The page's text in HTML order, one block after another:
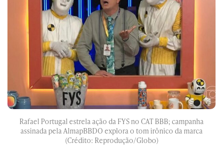
Rafael Portugal estrela ação da FYS no CAT BBB; campanha
assinada pela AlmapBBDO explora o tom irônico da marca
(Crédito: Reprodução/Globo)